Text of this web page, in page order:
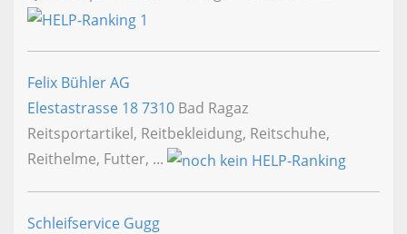
Felix Bühler AG
Elestastrasse 187310 Bad Ragaz
Reitsportartikel, Reitbekleidung, Reitschuhe,
Reithelme, Futter, ...
Schleifservice Gugg